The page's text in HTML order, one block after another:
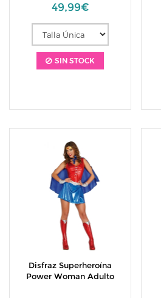
49,99€
SIN STOCK
Disfraz Superheroína
Power Woman Adulto